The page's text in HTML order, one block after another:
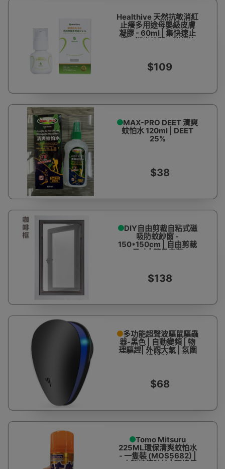
Healthive 天然抗敏消紅
止癢多用途母嬰級皮膚
凝膠 - 60ml | 集快速止
癢、消炎抗菌、消紅抗
$109
MAX-PRO DEET 清爽
蚊怕水 120ml | DEET
25%
$38
DIY自由剪裁自粘式磁
吸防蚊紗窗 -
150*150cm | 自由剪裁
尺寸 | 簡易安裝
$138
多功能超聲波驅鼠驅蟲
器-黑色 | 自動變頻 | 物
理驅趕| 外觀大氣 | 氛圍
燈設計
$68
Tomo Mitsuru
225ML環保清爽蚊怕水
- 一隻裝 (MOS5682) |
8小時持續防蚊 | 環境保